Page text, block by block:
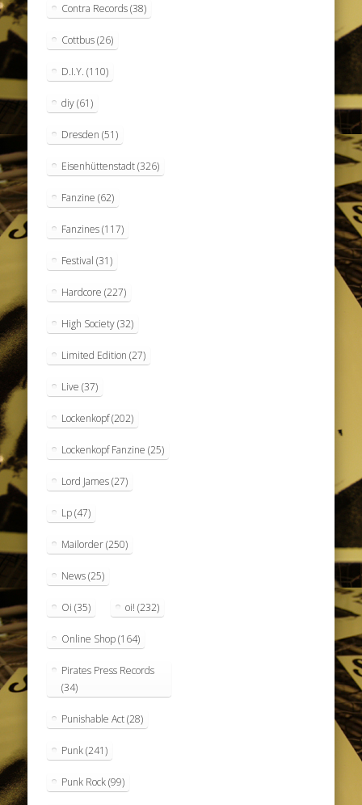
Contra Records(38)
Cottbus(26)
D.I.Y. (110)
diy(61)
Dresden (51)
Eisenhüttenstadt(326)
Fanzine (62)
Fanzines(117)
Festival (31)
Hardcore (227)
High Society(32)
Limited Edition (27)
Live (37)
Lockenkopf(202)
Lockenkopf Fanzine (25)
Lord James(27)
Lp(47)
Mailorder(250)
News(25)
Oi (35) oi! (232)
Online Shop(164)
Pirates Press Records
(34)
Punishable Act(28)
Punk(241)
Punk Rock(99)